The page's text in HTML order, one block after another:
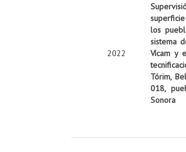
2022
los
sistema
Vícam y
Tórim,
018,
Sonora